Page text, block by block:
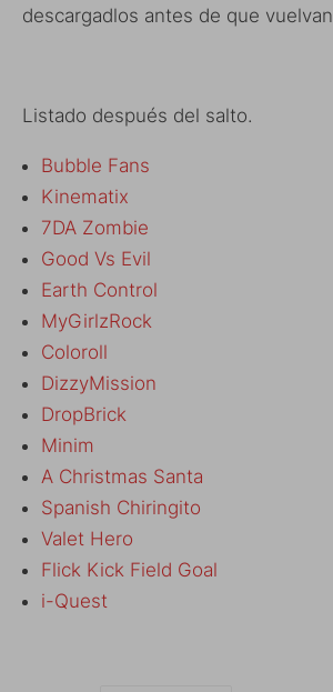
descargadlos antes de que
Listado después del salto.
Bubble Fans
Kinematix
7DA Zombie
Good Vs Evil
Earth Control
MyGirlzRock
Coloroll
DizzyMission
DropBrick
Minim
A Christmas Santa
Spanish Chiringito
Valet Hero
Flick Kick Field Goal
i-Quest